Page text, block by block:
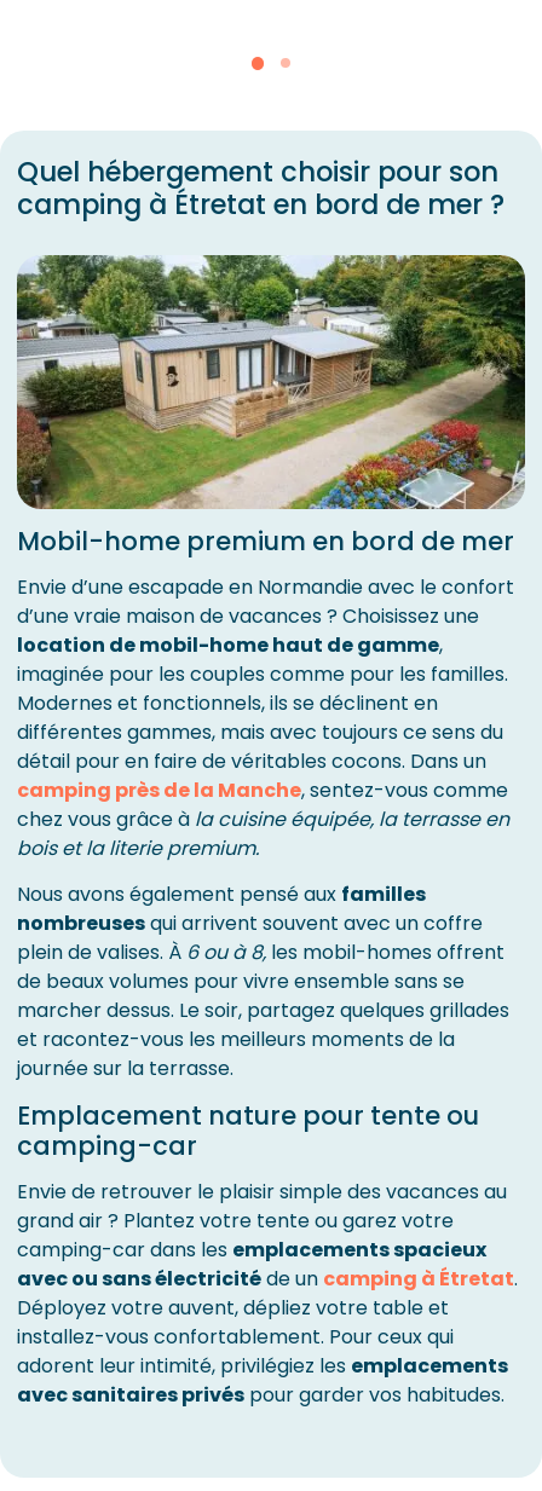
Quel hébergement choisir pour son
camping à Étretat en bord de mer ?
Mobil-home premium en bord de mer
Envie d’une escapade en Normandie avec le confort
d’une vraie maison de vacances ? Choisissez une
location de mobil-home haut de gamme,
imaginée pour les couples comme pour les familles.
Modernes et fonctionnels, ils se déclinent en
différentes gammes, mais avec toujours ce sens du
détail pour en faire de véritables cocons. Dans un
camping près de la Manche, sentez-vous comme
chez vous grâce à la cuisine équipée, la terrasse en
bois et la literie premium.
Nous avons également pensé aux familles
nombreusesqui arrivent souvent avec un coffre
plein de valises. À 6 ou à 8, les mobil-homes offrent
de beaux volumes pour vivre ensemble sans se
marcher dessus. Le soir, partagez quelques grillades
et racontez-vous les meilleurs moments de la
journée sur la terrasse.
Emplacement nature pour tente ou
camping-car
Envie de retrouver le plaisir simple des vacances au
grand air ? Plantez votre tente ou garez votre
camping-car dans les emplacements spacieux
avec ou sans électricitéde un camping à Étretat.
Déployez votre auvent, dépliez votre table et
installez-vous confortablement. Pour ceux qui
adorent leur intimité, privilégiez les emplacements
avec sanitaires privés pour garder vos habitudes.